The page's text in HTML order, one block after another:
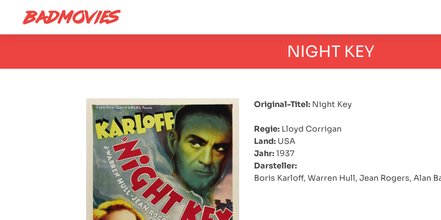
NIGHT KEY
Original-Titel: Night Key
Regie: Lloyd Corrigan
Land: USA
Jahr:1937
Darsteller:
Boris Karloff, Warren Hull, Jean Rogers, Alan